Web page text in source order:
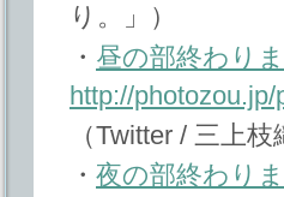
り。」）
・ 昼の部終わり
http://
（Twitter / 三上枝
・ 夜の部終わり